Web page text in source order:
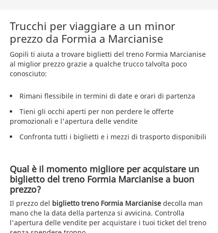
Trucchi per viaggiare a un minor
prezzo da Formia a Marcianise
Gopili ti aiuta a trovare biglietti del treno Formia Marcianise
al miglior prezzo grazie a qualche trucco talvolta poco
conosciuto:
Rimani flessibile in termini di date e orari di partenza
Tieni gli occhi aperti per non perdere le offerte
promozionali e l'apertura delle vendite
Confronta tutti i biglietti e i mezzi di trasporto disponibili
Qual è il momento migliore per acquistare un
biglietto del treno Formia Marcianise a buon
prezzo?
Il prezzo del biglietto treno Formia Marcianise decolla man
mano che la data della partenza si avvicina. Controlla
l'apertura delle vendite per acquistare i tuoi ticket del treno